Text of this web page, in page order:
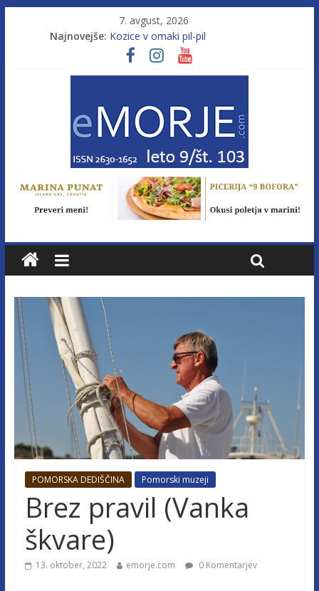
7. avgust, 2026
Najnovejše: Kozice v omaki pil-pil
Leto 9, št. 103; Licenca brez morja
Od morja do gorja 11
POMORSKA DEDIŠČINA Pomorski muzeji
Brez pravil (Vanka
škvare)
13. oktober, 2022 emorje.com 0 Komentarjev